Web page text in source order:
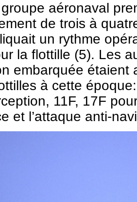
groupe aéronaval
de trois à
un rythme
la flottille (5). Les
embarquée
à cette
11F, 17F
et l’attaque anti-